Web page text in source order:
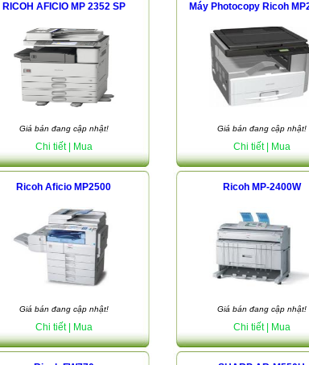
RICOH AFICIO MP 2352 SP
Giá bán đang cập nhật!
Chi tiết | Mua
Máy Photocopy Ricoh
Giá bán đang cập nhật!
Chi tiết | Mua
Ricoh Aficio MP2500
Giá bán đang cập nhật!
Chi tiết | Mua
Ricoh MP-2400W
Giá bán đang cập nhật!
Chi tiết | Mua